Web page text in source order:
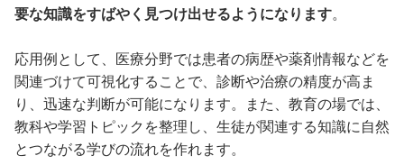
要な知識をすばやく見つけ出せるようになります。
応用例として、医療分野では患者の病歴や薬剤情報などを
関連づけて可視化することで、診断や治療の精度が高ま
り、迅速な判断が可能になります。また、教育の場では、
教科や学習トピックを整理し、生徒が関連する知識に自然
とつながる学びの流れを作れます。